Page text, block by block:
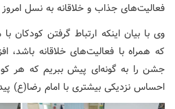
فعالیت‌های جذاب و خلاقانه به نسل
وی با بیان اینکه ارتباط گرفتن کودکان
که همراه با فعالیت‌های خلاقانه باشد،
جشن را به گونه‌ای پیش ببریم که هر
احساس نزدیکی بیشتری با امام رضا(ع)